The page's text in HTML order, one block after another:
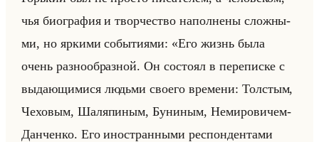
чья био­гра­фия и твор­че­ство на­пол­не­ны слож­ны­
ми, но яр­ки­ми со­бы­ти­ями: «Его жизнь была
очень разнообразной. Он состоял в переписке с
выдающимися людьми своего времени: Толстым,
Чеховым, Шаляпиным, Буниным, Немировичем-
Данченко. Его иностранными респондентами